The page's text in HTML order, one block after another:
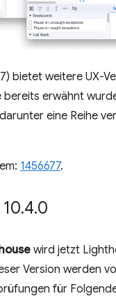
bietet weitere UX-
bereits erwähnt
eine Reihe
1456677.
.4.0
wird jetzt
Version werden
für